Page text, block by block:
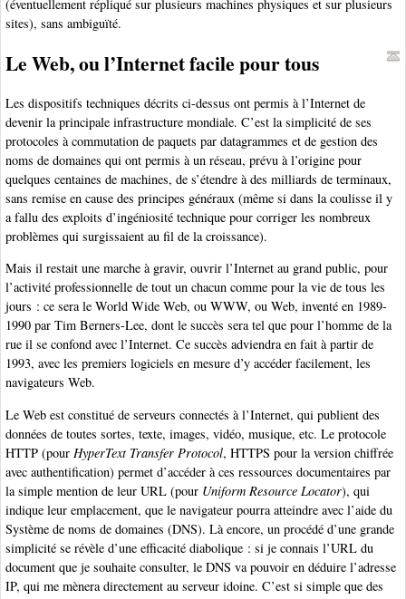
(éventuellement répliqué sur plusieurs machines physiques et sur plusieurs
sites), sans ambiguïté.
Le Web, ou l’Internet facile pour tous
Les dispositifs techniques décrits ci-dessus ont permis à l’Internet de
devenir la principale infrastructure mondiale. C’est la simplicité de ses
protocoles à commutation de paquets par datagrammes et de gestion des
noms de domaines qui ont permis à un réseau, prévu à l’origine pour
quelques centaines de machines, de s’étendre à des milliards de terminaux,
sans remise en cause des principes généraux (même si dans la coulisse il y
a fallu des exploits d’ingéniosité technique pour corriger les nombreux
problèmes qui surgissaient au fil de la croissance).
Mais il restait une marche à gravir, ouvrir l’Internet au grand public, pour
l’activité professionnelle de tout un chacun comme pour la vie de tous les
jours : ce sera le World Wide Web, ou WWW, ou Web, inventé en 1989-
1990 par Tim Berners-Lee, dont le succès sera tel que pour l’homme de la
rue il se confond avec l’Internet. Ce succès adviendra en fait à partir de
1993, avec les premiers logiciels en mesure d’y accéder facilement, les
navigateurs Web.
Le Web est constitué de serveurs connectés à l’Internet, qui publient des
données de toutes sortes, texte, images, vidéo, musique, etc. Le protocole
HTTP (pour HyperText Transfer Protocol, HTTPS pour la version chiffrée
avec authentification) permet d’accéder à ces ressources documentaires par
la simple mention de leur URL (pour Uniform Resource Locator), qui
indique leur emplacement, que le navigateur pourra atteindre avec l’aide du
Système de noms de domaines (DNS). Là encore, un procédé d’une grande
simplicité se révèle d’une efficacité diabolique : si je connais l’URL du
document que je souhaite consulter, le DNS va pouvoir en déduire l’adresse
IP, qui me mènera directement au serveur idoine. C’est si simple que des